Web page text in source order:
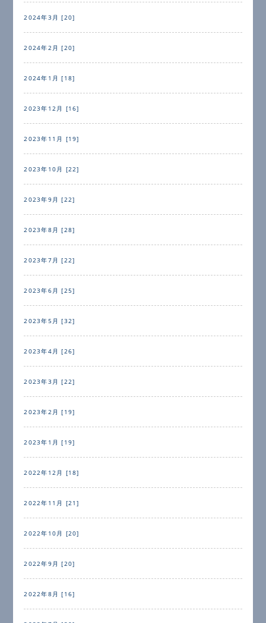
2024年3月 [20]
2024年2月 [20]
2024年1月 [18]
2023年12月 [16]
2023年11月 [19]
2023年10月 [22]
2023年9月 [22]
2023年8月 [28]
2023年7月 [22]
2023年6月 [25]
2023年5月 [32]
2023年4月 [26]
2023年3月 [22]
2023年2月 [19]
2023年1月 [19]
2022年12月 [18]
2022年11月 [21]
2022年10月 [20]
2022年9月 [20]
2022年8月 [16]